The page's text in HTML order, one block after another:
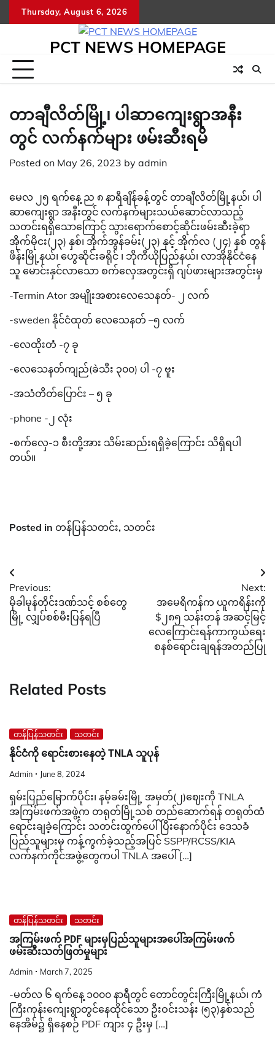
to
Thursday, August 6, 2026
PCT NEWS HOMEPAGE
တာချီလိတ်မြို့၊ ပါဆာကျေးရွာအနီး
တွင် လက်နက်များ ဖမ်းဆီးရမိ
Posted on May 26, 2023 by admin
မေလ ၂၅ ရက်နေ့ ည ၈ နာရီချိန်ခန့်တွင် တာချီလိတ်မြို့နယ်၊ ပါ
ဆာကျေးရွာ အနီးတွင် လက်နက်များသယ်ဆောင်လာသည့်
သတင်းရရှိသောကြောင့် သွားရောက်စောင့်ဆိုင်းဖမ်းဆီးခဲ့ရာ
အိုက်မိုငး(၂၃) နှစ်၊ အိုက်အွန်ခမ်း(၂၃) နှင့် အိုက်လ (၂၄) နှစ် တွန်
ဖိန်းမြို့နယ်၊ ဟွေဆိုင်းခရိုင် ၊ ဘိုကီယိုပြည်နယ်၊ လာအိုနိုင်ငံနေ
သူ မောင်းနှင်လာသော စက်လှေအတွင်းရှိ ဂျပ်ဖားများအတွင်းမှ
-Termin Ator အမျိုးအစားလေသေနတ်- ၂ လက်
-sweden နိုင်ငံထုတ် လေသေနတ် –၅ လက်
-လေထိုးတံ -၇ ခု
-လေသေနတ်ကျည်(ခဲသီး ၃၀၀) ပါ -၇ ဗူး
-အသံတိတ်ပြောင်း – ၅ ခု
-phone -၂ လုံး
-စက်လှေ-၁ စီးတို့အား သိမ်းဆည်းရရှိခဲ့ကြောင်း သိရှိရပါ
တယ်။
Posted in တန်ပြန်သတင်း, သတင်း
Post
navigation
Previous:
မိုခါမုန်တိုင်းဒဏ်သင့် စစ်တွေ
မြို့ လျှပ်စစ်မီးပြန်ရပြီ
Next:
အမေရိကန်က ယူကရိန်းကို
$၂၈၅ သန်းတန် အဆင့်မြင့်
လေကြောင်းရန်ကာကွယ်ရေး
စနစ်ရောင်းချရန်အတည်ပြု
Related Posts
တန်ပြန်သတင်း သတင်း
နိုင်ငံကို ရောင်းစားနေတဲ့ TNLA သူပုန်
Admin June 8, 2024
ရှမ်းပြည်မြောက်ပိုင်း၊ နမ့်ခမ်းမြို့ အမှတ်(၂)ဈေးကို TNLA
အကြမ်းဖက်အဖွဲ့က တရုတ်မြို့သစ် တည်ဆောက်ရန် တရုတ်ထံ
ရောင်းချခဲ့ကြောင်း သတင်းထွက်ပေါ်ပြီးနောက်ပိုင်း ဒေသခံ
ပြည်သူများမှ ကန့်ကွက်ခဲ့သည့်အပြင် SSPP/RCSS/KIA
လက်နက်ကိုင်အဖွဲ့တွေကပါ TNLA အပေါ် […]
တန်ပြန်သတင်း သတင်း
အကြမ်းဖက် PDF များမှပြည်သူများအပေါ်အကြမ်းဖက်
ဖမ်းဆီးသတ်ဖြတ်မှုများ
Admin March 7, 2025
-မတ်လ ၆ ရက်နေ့ ၁၀၀၀ နာရီတွင် တောင်တွင်းကြီးမြို့နယ်၊ ကံ
ကြီးကုန်းကျေးရွာတွင်နေထိုင်သော ဦးဝင်းသန်း (၅၃)နှစ်သည်
နေအိမ်၌ ရှိနေစဉ် PDF ကျား ၄ ဦးမှ […]